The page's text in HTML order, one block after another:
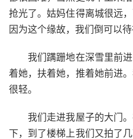
抢光了。姑妈住得离城很远
因为这个缘故，我们倒可以
我们蹒跚地在深雪里前进
着她，扶着她，推着她前进
很轻。
我们走进我屋子的大门。
下，到了楼梯上我们又拍了